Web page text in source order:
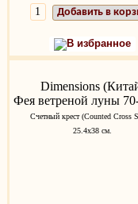
Добавить в
В избранное
Dimensions
Фея ветреной луны
Счетный крест (Counted Cross
25.4х38 см.